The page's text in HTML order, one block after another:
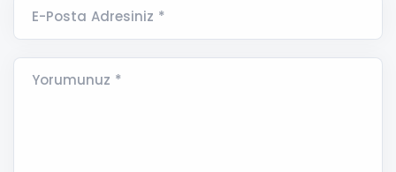
E-Posta Adresiniz *
Yorumunuz *